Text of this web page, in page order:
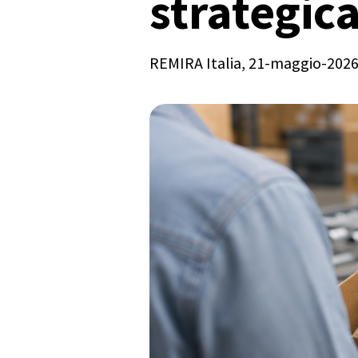
REMIRA Italia, 21-maggio-2026